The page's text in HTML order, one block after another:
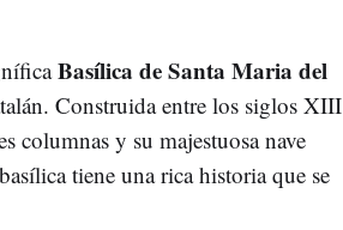
Basílica de Santa Maria del
Construida entre los siglos XIII
columnas y su majestuosa nave
tiene una rica historia que se